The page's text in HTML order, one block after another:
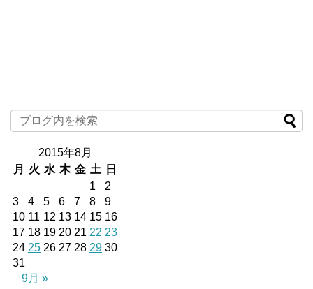
2015年8月
月
火 水 木 金 土
日
1
2
3
4 5 6 7 8
9
10 11 12 13 14 15 16
17 18 19 20 21 22 23
24 25 26 27 28 29 30
31
9月 »